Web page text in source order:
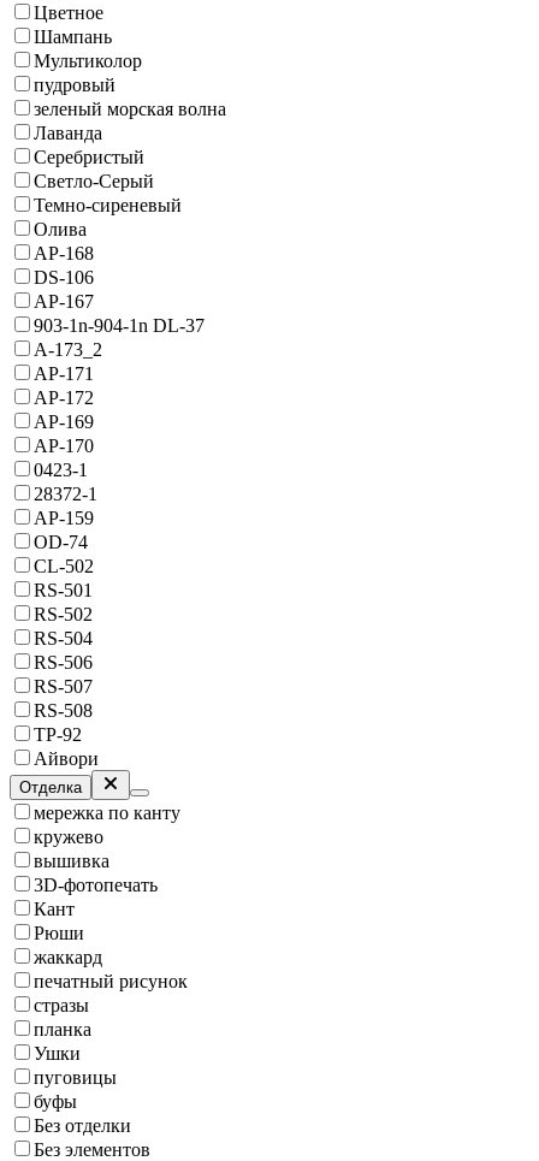
Цветное
Шампань
Мультиколор
пудровый
зеленый морская волна
Лаванда
Серебристый
Светло-Серый
Темно-сиреневый
Олива
AP-168
DS-106
AP-167
903-1n-904-1n DL-37
A-173_2
AP-171
AP-172
AP-169
AP-170
0423-1
28372-1
AP-159
OD-74
CL-502
RS-501
RS-502
RS-504
RS-506
RS-507
RS-508
TP-92
Айвори
Отделка
мережка по канту
кружево
вышивка
3D-фотопечать
Кант
Рюши
жаккард
печатный рисунок
стразы
планка
Ушки
пуговицы
буфы
Без отделки
Без элементов